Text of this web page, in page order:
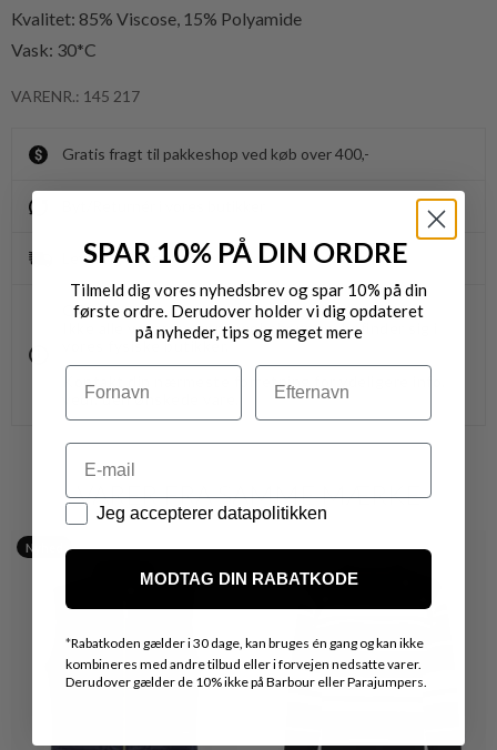
Kvalitet: 85% Viscose, 15% Polyamide
Vask: 30*C
VARENR.: 145 217
Gratis fragt til pakkeshop ved køb over 400,-
Levering 1-3 dage
OBS.
Ikke alle vores varer på webshoppen, befinder sig i
vores fysiske butikker.
Kontakt din nærmeste forretning for ydeligere info.
vedr. den ønskede vare.
VARER FRA SAMME MÆRKE
Nyhed
SPAR 10% PÅ DIN ORDRE
Tilmeld dig vores nyhedsbrev og spar 10% på din
første ordre. Derudover holder vi dig opdateret
på nyheder, tips og meget mere
Navn Efternavn
Email
Datapolitik
Jeg accepterer datapolitikken
MODTAG DIN RABATKODE
*Rabatkoden gælder i 30 dage, kan bruges én gang og kan ikke
kombineres med andre tilbud eller i forvejen nedsatte varer.
Derudover gælder de 10% ikke på Barbour eller Parajumpers.